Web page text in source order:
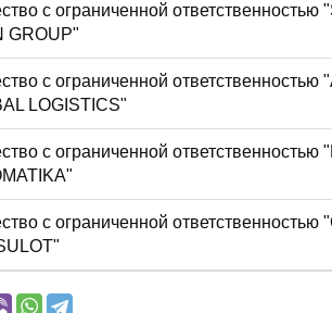
с ограниченной ответственностью
GROUP"
с ограниченной ответственностью
LOGISTICS"
с ограниченной ответственностью
с ограниченной ответственностью